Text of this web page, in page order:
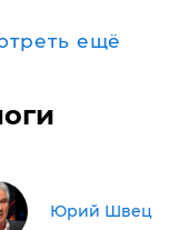
ещё
Юрий Швец